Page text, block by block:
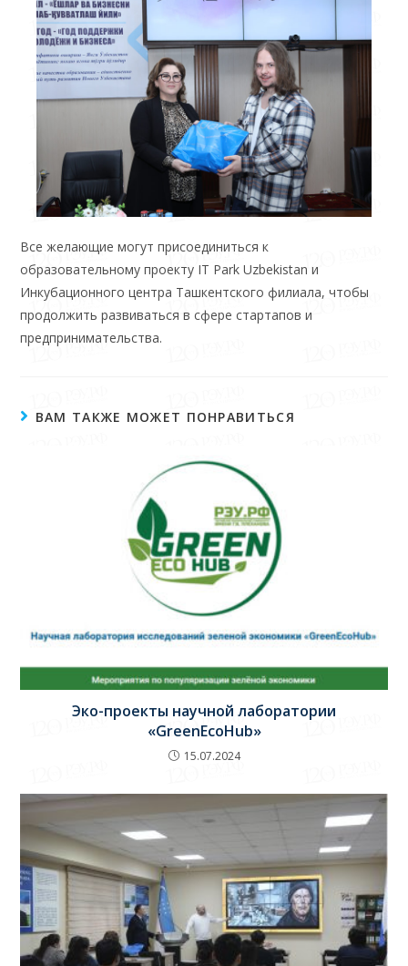
Все желающие могут присоединиться к
образовательному проекту IT Park Uzbekistan и
Инкубационного центра Ташкентского филиала, чтобы
продолжить развиваться в сфере стартапов и
предпринимательства.
ВАМ ТАКЖЕ МОЖЕТ ПОНРАВИТЬСЯ
Эко-проекты научной лаборатории
«GreenEcoHub»
15.07.2024